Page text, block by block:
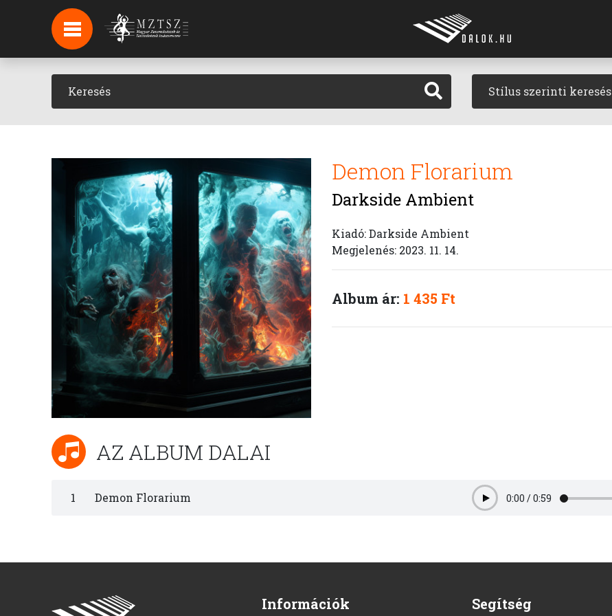
HÍREK
HÍRLEVÉL FELIRATKOZÁS
PODCAST Stílus szerinti keresés
Demon Florarium
Darkside Ambient
Kiadó: Darkside Ambient
Megjelenés: 2023. 11. 14.
Album ár: 1 435 Ft
AZ ALBUM DALAI
1 Demon Florarium Play0:00 /0:59
Információk Segítség